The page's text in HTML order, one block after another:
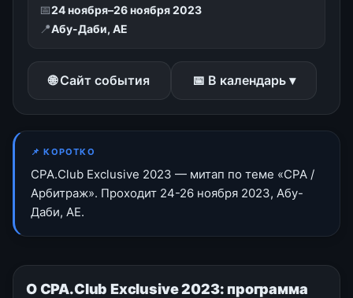
📅24 ноября–26 ноября 2023
📍Абу-Даби, AE
🌐 Сайт события 📅 В календарь ▾
📌 КОРОТКО
CPA.Club Exclusive 2023 — митап по теме «CPA /
Арбитраж». Проходит 24-26 ноября 2023, Абу-
Даби, AE.
О CPA.Club Exclusive 2023: программа